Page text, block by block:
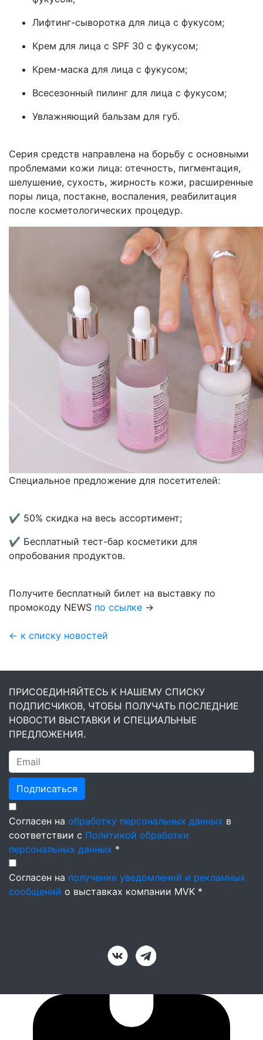
Лифтинг-сыворотка для лица с фукусом;
Крем для лица с SPF 30 с фукусом;
Крем-маска для лица с фукусом;
Всесезонный пилинг для лица с фукусом;
Увлажняющий бальзам для губ.
Серия средств направлена на борьбу с основными
проблемами кожи лица: отечность, пигментация,
шелушение, сухость, жирность кожи, расширенные
поры лица, постакне, воспаления, реабилитация
после косметологических процедур.
Специальное предложение для посетителей:
✔ 50% скидка на весь ассортимент;
✔ Бесплатный тест-бар косметики для
опробования продуктов.
Получите бесплатный билет на выставку по
промокоду NEWS по ссылке →
← к списку новостей
ПРИСОЕДИНЯЙТЕСЬ К НАШЕМУ СПИСКУ
ПОДПИСЧИКОВ, ЧТОБЫ ПОЛУЧАТЬ ПОСЛЕДНИЕ
НОВОСТИ ВЫСТАВКИ И СПЕЦИАЛЬНЫЕ
ПРЕДЛОЖЕНИЯ.
Подписаться
Согласен на обработку персональных данных в
соответствии с Политикой обработки
персональных данных *
Согласен на получение уведомлений и рекламных
сообщений о выставках компании MVK *